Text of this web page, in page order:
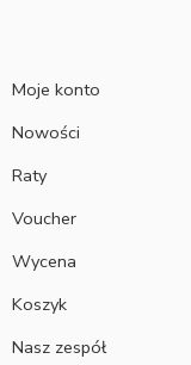
Moje konto
Nowości
Raty
Voucher
Wycena
Koszyk
Nasz zespół